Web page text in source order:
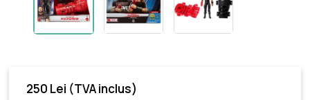
250 Lei (TVA inclus)